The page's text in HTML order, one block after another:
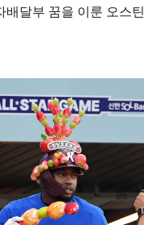
배달부 꿈을 이룬 오스틴